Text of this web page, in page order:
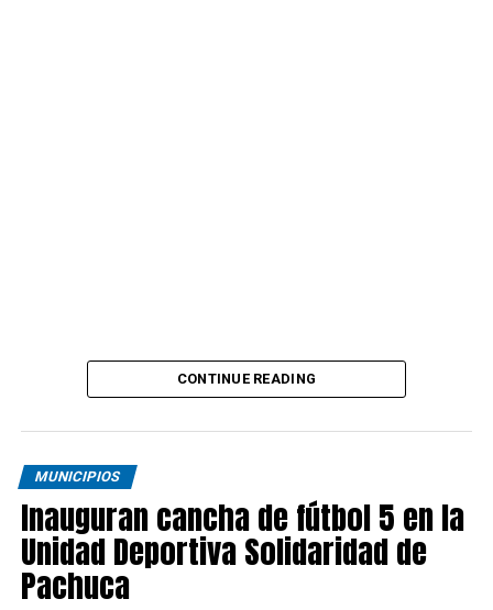
CONTINUE READING
MUNICIPIOS
Inauguran cancha de fútbol 5 en la
Unidad Deportiva Solidaridad de
Pachuca